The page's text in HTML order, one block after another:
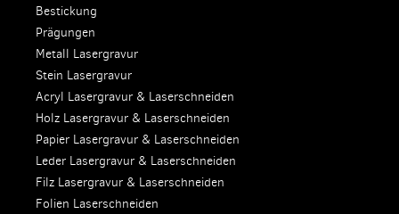
Bestickung
Prägungen
Metall Lasergravur
Stein Lasergravur
Acryl Lasergravur & Laserschneiden
Holz Lasergravur & Laserschneiden
Papier Lasergravur & Laserschneiden
Leder Lasergravur & Laserschneiden
Filz Lasergravur & Laserschneiden
Folien Laserschneiden